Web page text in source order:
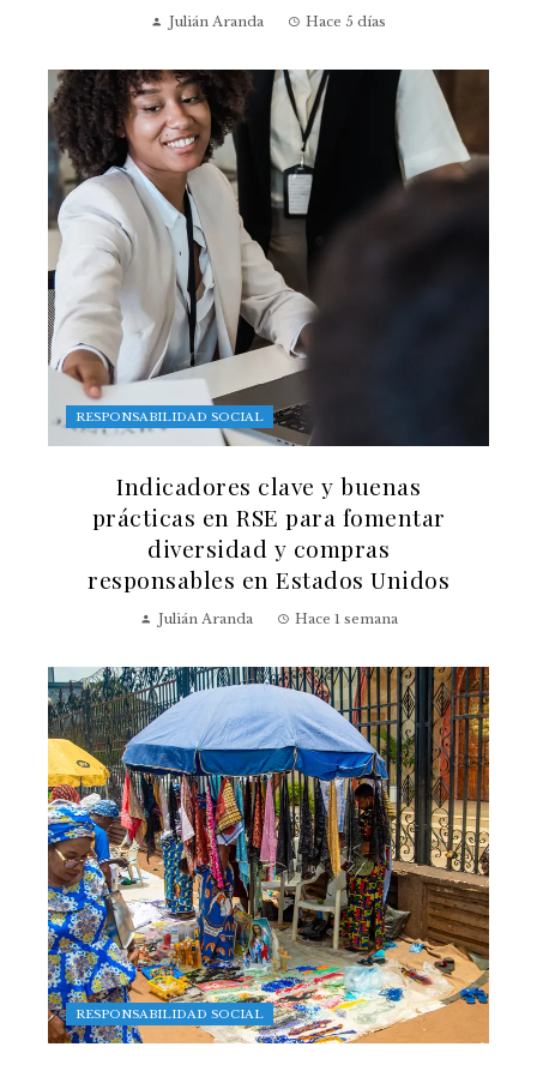
Julián Aranda Hace 5 días
RESPONSABILIDAD SOCIAL
Indicadores clave y buenas
prácticas en RSE para fomentar
diversidad y compras
responsables en Estados Unidos
Julián Aranda Hace 1 semana
RESPONSABILIDAD SOCIAL